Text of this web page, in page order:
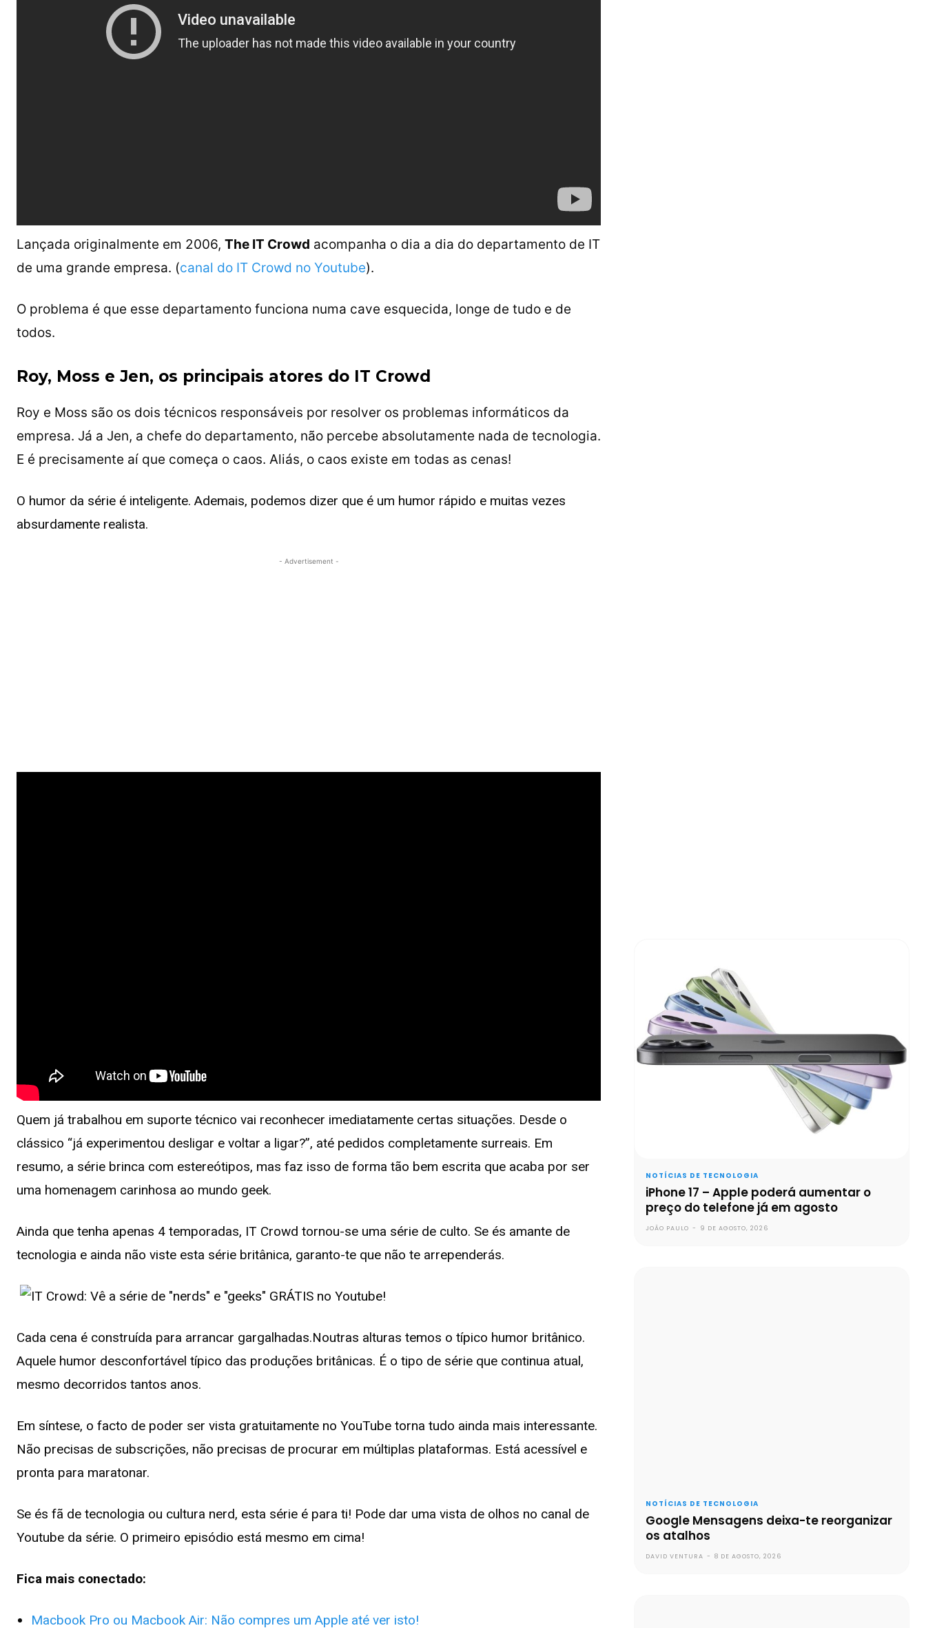
Lançada originalmente em 2006, The IT Crowd acompanha o dia a dia do departamento de IT
de uma grande empresa. (canal do IT Crowd no Youtube).
O problema é que esse departamento funciona numa cave esquecida, longe de tudo e de
todos.
Roy, Moss e Jen, os principais atores do IT Crowd
Roy e Moss são os dois técnicos responsáveis por resolver os problemas informáticos da
empresa. Já a Jen, a chefe do departamento, não percebe absolutamente nada de tecnologia.
E é precisamente aí que começa o caos. Aliás, o caos existe em todas as cenas!
O humor da série é inteligente. Ademais, podemos dizer que é um humor rápido e muitas vezes
absurdamente realista.
- Advertisement -
Quem já trabalhou em suporte técnico vai reconhecer imediatamente certas situações. Desde o
clássico “já experimentou desligar e voltar a ligar?”, até pedidos completamente surreais. Em
resumo, a série brinca com estereótipos, mas faz isso de forma tão bem escrita que acaba por ser
uma homenagem carinhosa ao mundo geek.
Ainda que tenha apenas 4 temporadas, IT Crowd tornou-se uma série de culto. Se és amante de
tecnologia e ainda não viste esta série britânica, garanto-te que não te arrependerás.
Cada cena é construída para arrancar gargalhadas.Noutras alturas temos o típico humor britânico.
Aquele humor desconfortável típico das produções britânicas. É o tipo de série que continua atual,
mesmo decorridos tantos anos.
Em síntese, o facto de poder ser vista gratuitamente no YouTube torna tudo ainda mais interessante.
Não precisas de subscrições, não precisas de procurar em múltiplas plataformas. Está acessível e
pronta para maratonar.
Se és fã de tecnologia ou cultura nerd, esta série é para ti! Pode dar uma vista de olhos no canal de
Youtube da série. O primeiro episódio está mesmo em cima!
Fica mais conectado:
Macbook Pro ou Macbook Air: Não compres um Apple até ver isto!
NOTÍCIAS DE TECNOLOGIA
iPhone 17 – Apple poderá aumentar o
preço do telefone já em agosto
JOÃO PAULO - 9 DE AGOSTO, 2026
NOTÍCIAS DE TECNOLOGIA
Google Mensagens deixa-te reorganizar
os atalhos
DAVID VENTURA - 8 DE AGOSTO, 2026